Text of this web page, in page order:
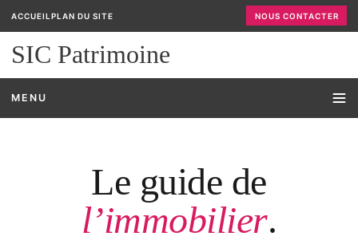
ACCUEIL PLAN DU SITE NOUS CONTACTER
SIC Patrimoine
MENU
Le guide de
l’immobilier.